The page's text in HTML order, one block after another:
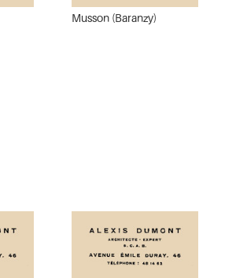
Musson (Baranzy)